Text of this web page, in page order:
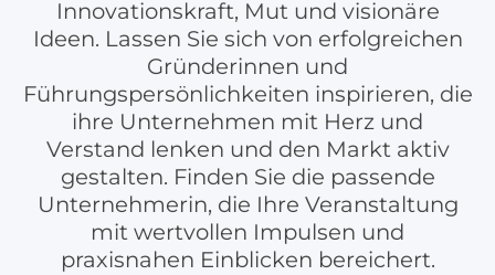
Innovationskraft, Mut und visionäre
Ideen. Lassen Sie sich von erfolgreichen
Gründerinnen und
Führungspersönlichkeiten inspirieren, die
ihre Unternehmen mit Herz und
Verstand lenken und den Markt aktiv
gestalten. Finden Sie die passende
Unternehmerin, die Ihre Veranstaltung
mit wertvollen Impulsen und
praxisnahen Einblicken bereichert.